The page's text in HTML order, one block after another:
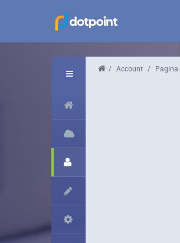
/ Account / Pagina: